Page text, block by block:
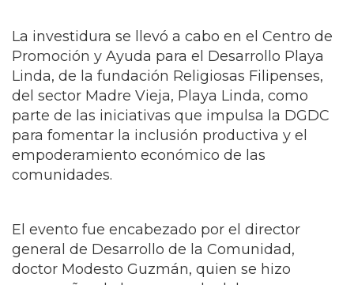
La investidura se llevó a cabo en el Centro de
Promoción y Ayuda para el Desarrollo Playa
Linda, de la fundación Religiosas Filipenses,
del sector Madre Vieja, Playa Linda, como
parte de las iniciativas que impulsa la DGDC
para fomentar la inclusión productiva y el
empoderamiento económico de las
comunidades.
El evento fue encabezado por el director
general de Desarrollo de la Comunidad,
doctor Modesto Guzmán, quien se hizo